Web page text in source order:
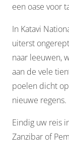
een oase voor
In Katavi
uiterst
naar leeuwen,
aan de vele
poelen dicht
nieuwe regens.
Eindig uw reis
Zanzibar of